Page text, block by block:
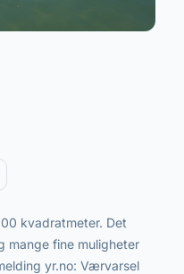
kvadratmeter. Det
mange fine muligheter
yr.no: Værvarsel